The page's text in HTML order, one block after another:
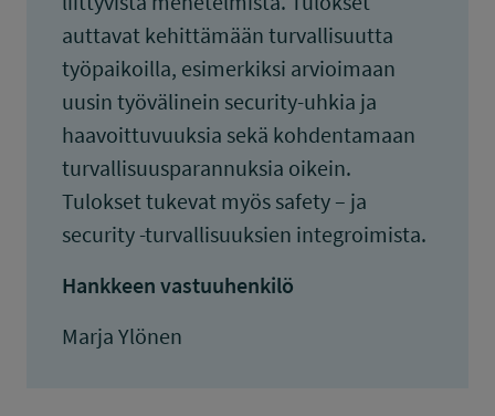
auttavat kehittämään turvallisuutta
työpaikoilla, esimerkiksi arvioimaan
uusin työvälinein security-uhkia ja
haavoittuvuuksia sekä kohdentamaan
turvallisuusparannuksia oikein.
Tulokset tukevat myös safety – ja
security -turvallisuuksien integroimista.
Hankkeen vastuuhenkilö
Marja Ylönen